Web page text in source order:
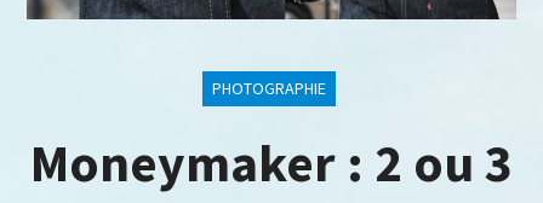
PHOTOGRAPHIE
Moneymaker : 2 ou 3